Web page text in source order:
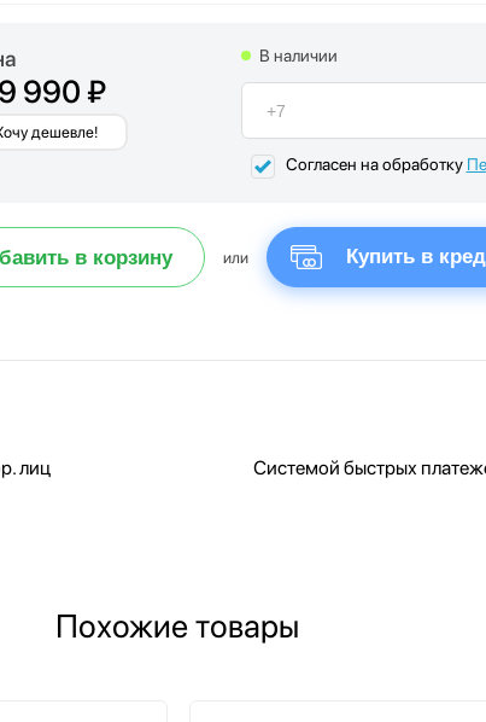
990 ₽
дешевле!
В наличии
Согласен на обработку
в корзину или Купить в
лиц Системой быстрых
Похожие товары